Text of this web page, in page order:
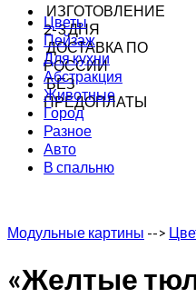
ИЗГОТОВЛЕНИЕ
2-3 ДНЯ
ДОСТАВКА ПО
РОССИИ
БЕЗ
ПРЕДОПЛАТЫ
Цветы
Пейзаж
Для кухни
Абстракция
Животные
Город
Разное
Авто
В спальню
Модульные картины -->
«Желтые